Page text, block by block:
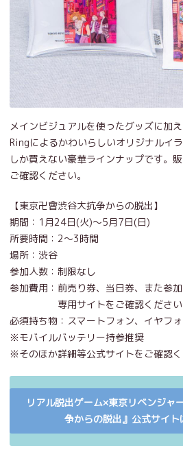
メインビジュアルを使ったグッズに加
Ringによるかわいらしいオリジナルイ
しか買えない豪華ラインナップです。
ご確認ください。
【東京卍會渋谷大抗争からの脱出】
期間：1月24日(火)〜5月7日(日)
所要時間：2〜3時間
場所：渋谷
参加人数：制限なし
参加費用：前売り券、当日券、また参
専用サイトをご確認ください
必須持ち物：スマートフォン、イヤフ
※モバイルバッテリー持参推奨
※そのほか詳細等公式サイトをご確認く
リアル脱出ゲーム×東京リベンジャ
争からの脱出』公式サイト